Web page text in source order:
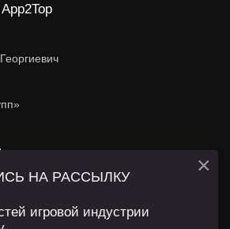
активная ссылка на
НА РАССЫЛКУ
игровой индустрии
×